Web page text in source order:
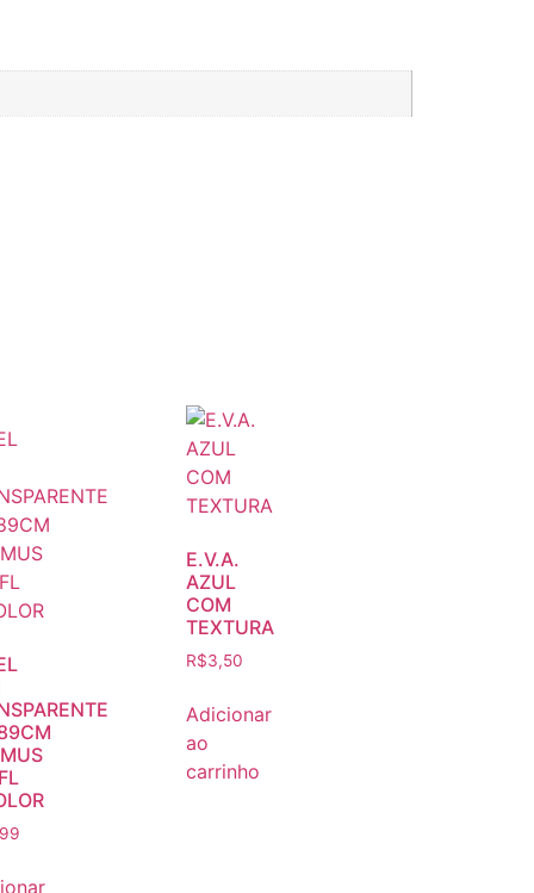
E.V.A.
AZUL
COM
TEXTURA
R$3,50
Adicionar
ao
carrinho